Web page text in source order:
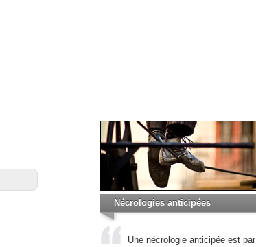
Nécrologies anticipées
Une nécrologie anticipée est par